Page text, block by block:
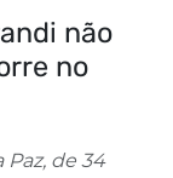
não
no
de 34